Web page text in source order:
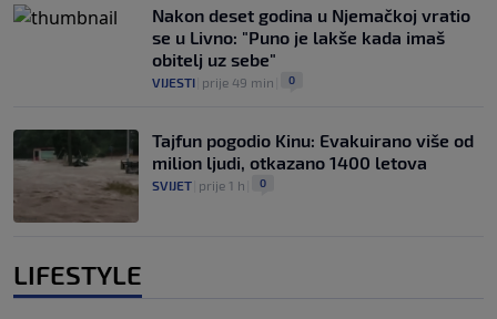
Nakon deset godina u Njemačkoj vratio
se u Livno: "Puno je lakše kada imaš
obitelj uz sebe"
VIJESTI prije 49 min 0
Tajfun pogodio Kinu: Evakuirano više od
milion ljudi, otkazano 1400 letova
SVIJET prije 1 h 0
LIFESTYLE